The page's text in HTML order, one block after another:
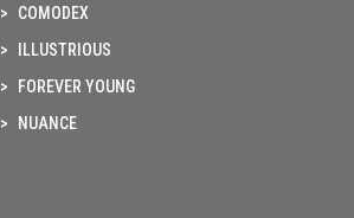
COMODEX
ILLUSTRIOUS
FOREVER YOUNG
NUANCE